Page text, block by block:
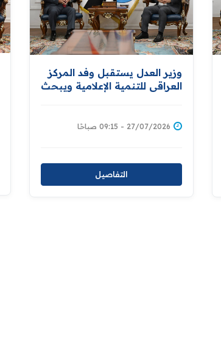
وزير العدل يستقبل وفد المركز
العراقي للتنمية الإعلامية ويبحث
في دعم برامج التأهيل والإصلاح
27/07/2026 - 09:15 صباحًا
التفاصيل